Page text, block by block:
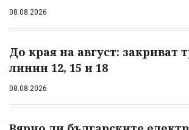
08.08.2026
До края на август: закриват
линии 12, 15 и 18
08.08.2026